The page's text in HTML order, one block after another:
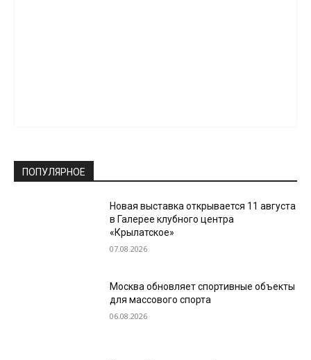
ПОПУЛЯРНОЕ
Новая выставка открывается 11 августа
в Галерее клубного центра
«Крылатское»
07.08.2026
Москва обновляет спортивные объекты
для массового спорта
06.08.2026